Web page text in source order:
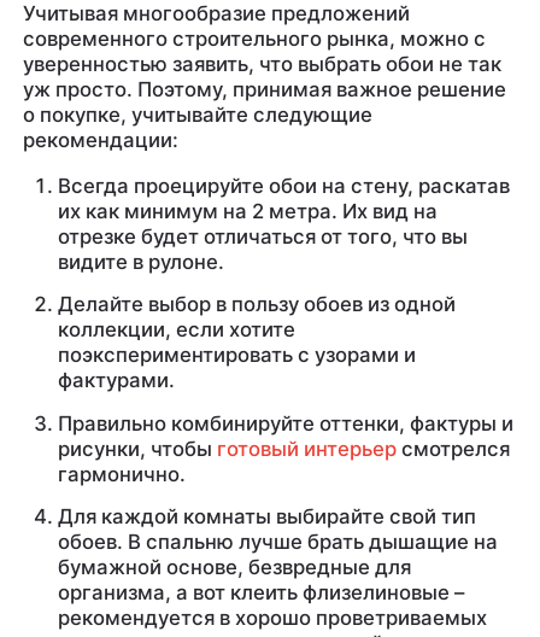
Учитывая многообразие предложений
современного строительного рынка, можно с
уверенностью заявить, что выбрать обои не так
уж просто. Поэтому, принимая важное решение
о покупке, учитывайте следующие
рекомендации:
Всегда проецируйте обои на стену, раскатав
их как минимум на 2 метра. Их вид на
отрезке будет отличаться от того, что вы
видите в рулоне.
Делайте выбор в пользу обоев из одной
коллекции, если хотите
поэкспериментировать с узорами и
фактурами.
Правильно комбинируйте оттенки, фактуры и
рисунки, чтобы готовый интерьерсмотрелся
гармонично.
Для каждой комнаты выбирайте свой тип
обоев. В спальню лучше брать дышащие на
бумажной основе, безвредные для
организма, а вот клеить флизелиновые –
рекомендуется в хорошо проветриваемых